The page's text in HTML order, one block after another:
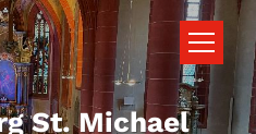
St. Michael